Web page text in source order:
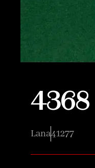
4368
Lana41277